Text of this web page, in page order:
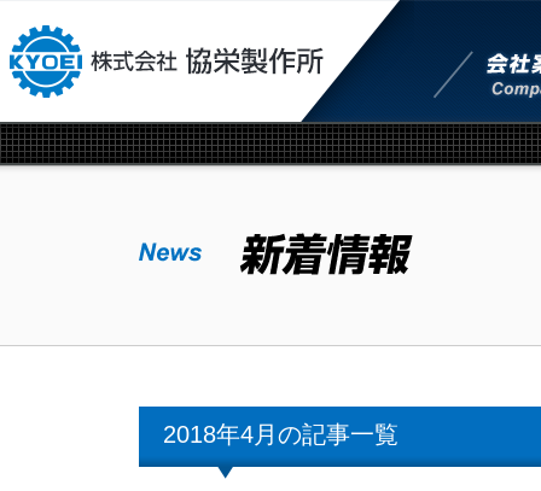
2018年4月の記事一覧